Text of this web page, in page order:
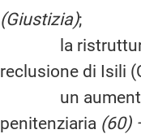
(Giustizia);
la
reclusione di Isili
un aumento
penitenziaria (60)